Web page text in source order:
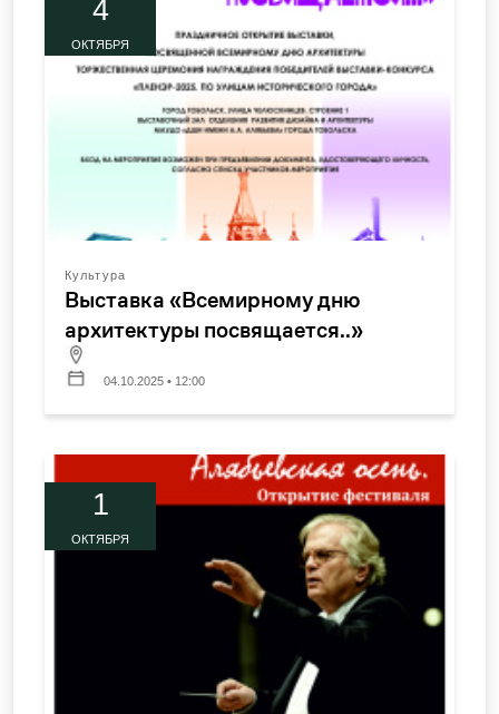
4
ОКТЯБРЯ
Культура
Выставка «Всемирному дню
архитектуры посвящается..»
04.10.2025 • 12:00
1
ОКТЯБРЯ